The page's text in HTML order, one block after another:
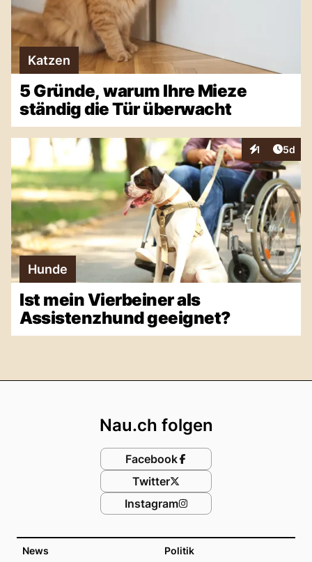
Katzen
5 Gründe, warum Ihre Mieze
ständig die Tür überwacht
1
Interaktionen
5d
Hunde
Ist mein Vierbeiner als
Assistenzhund geeignet?
News Politik
Nau.ch folgen
Facebook
Twitter
Instagram